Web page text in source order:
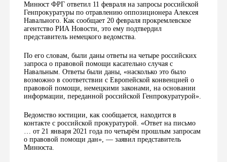
Минюст ФРГ ответил 11 февраля на запросы российской
Генпрокуратуры по отравлению оппозиционера Алексея
Навального. Как сообщает 20 февраля прокремлевское
агентство РИА Новости, это ему подтвердил
представитель немецкого ведомства.
По его словам, были даны ответы на четыре российских
запроса о правовой помощи касательно случая с
Навальным. Ответы были даны, «насколько это было
возможно в соответствии с Европейской конвенцией о
правовой помощи, немецкими законами, на основании
информации, переданной российской Генпрокуратурой».
Ведомство юстиции, как сообщается, находится в
контакте с российской прокуратурой. «Ответ на письмо
… от 21 января 2021 года по четырём прошлым запросам
о правовой помощи дан», — заявил представитель
Минюста.